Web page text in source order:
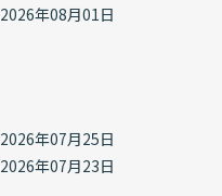
2026年08月01日
2026年07月25日
2026年07月23日